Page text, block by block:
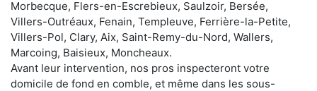
Morbecque, Flers-en-Escrebieux, Saulzoir, Bersée,
Villers-Outréaux, Fenain, Templeuve, Ferrière-la-Petite,
Villers-Pol, Clary, Aix, Saint-Remy-du-Nord, Wallers,
Marcoing, Baisieux, Moncheaux.
Avant leur intervention, nos pros inspecteront votre
domicile de fond en comble, et même dans les sous-